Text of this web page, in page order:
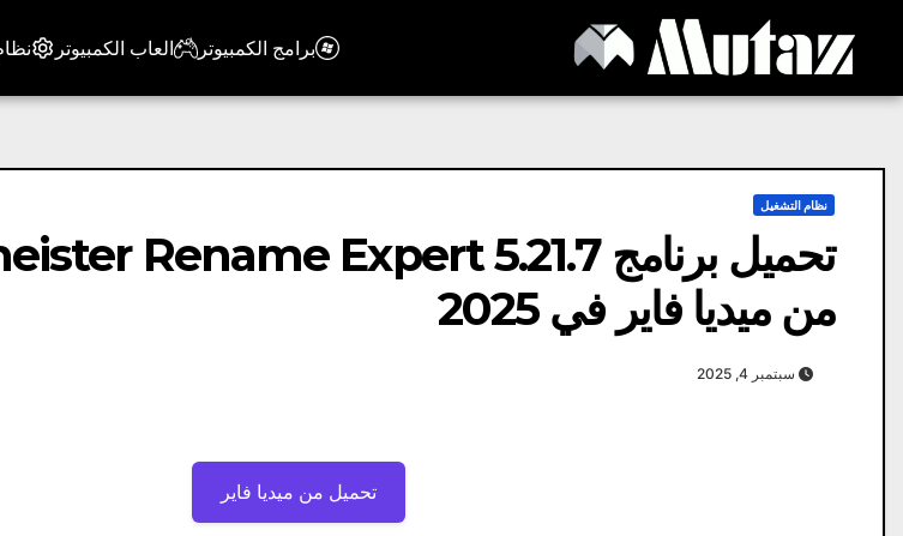
content
برامج الكمبيوتر العاب الكمبيوتر
نظام التشغيل
من ميديا ​​فاير في 2025
سبتمبر 4, 2025
تحميل من ميديا ​​فاير